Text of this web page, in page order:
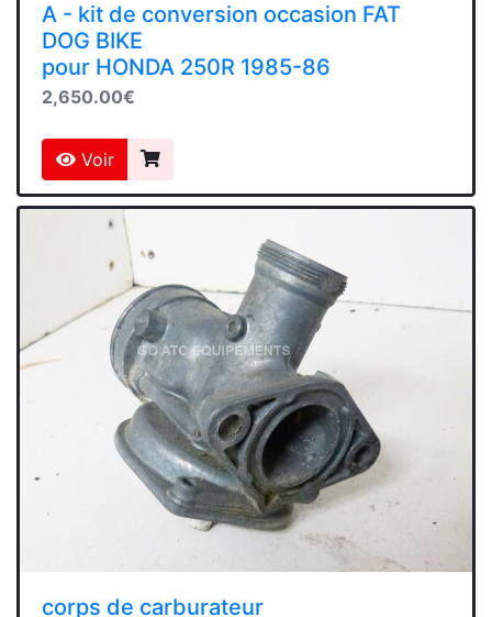
A - kit de conversion occasion FAT
DOG BIKE
pour HONDA 250R 1985-86
2,650.00€
Voir
corps de carburateur